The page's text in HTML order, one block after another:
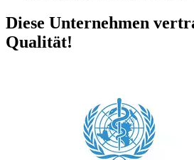
Diese Unternehmen
Qualität!